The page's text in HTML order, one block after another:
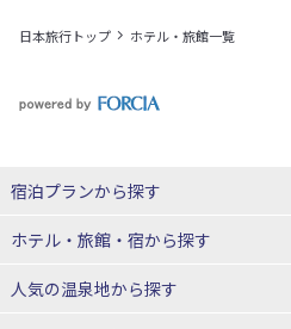
日本旅行トップ ホテル・旅館一覧
宿泊プランから探す
北海道
東北
ホテル・旅館・宿から探す
北海道ホテル・旅館
人気の温泉地から探す